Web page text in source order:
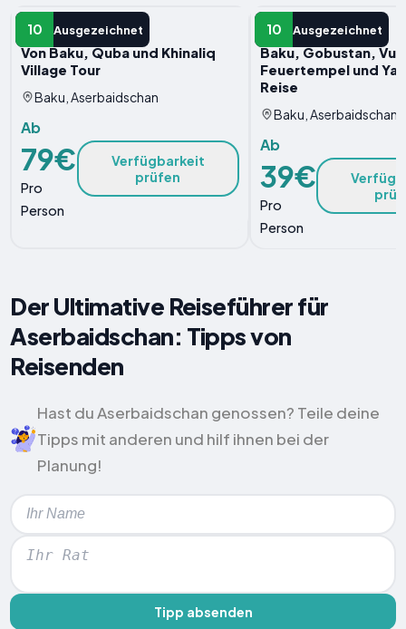
10 Ausgezeichnet
ABENTEUER
Von Baku, Quba und Khinaliq
Village Tour
Baku, Aserbaidschan
Ab
79€
Pro
Person
Verfügbarkeit
prüfen
10 Ausgezeichnet
ABENTEUER
Baku, Gobustan,
Feuertempel und
Reise
Baku, Aserbaidschan
Ab
39€
Pro
Person
Der Ultimative Reiseführer für
Aserbaidschan: Tipps von
Reisenden
Hast du Aserbaidschan genossen? Teile deine
Tipps mit anderen und hilf ihnen bei der
Planung!
Tipp absenden